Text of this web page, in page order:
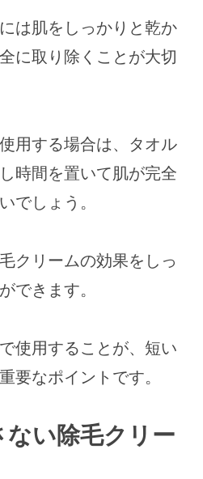
は肌をしっかりと乾か
に取り除くことが大切
用する場合は、タオル
時間を置いて肌が完全
でしょう。
クリームの効果をしっ
できます。
使用することが、短い
要なポイントです。
い除毛クリー